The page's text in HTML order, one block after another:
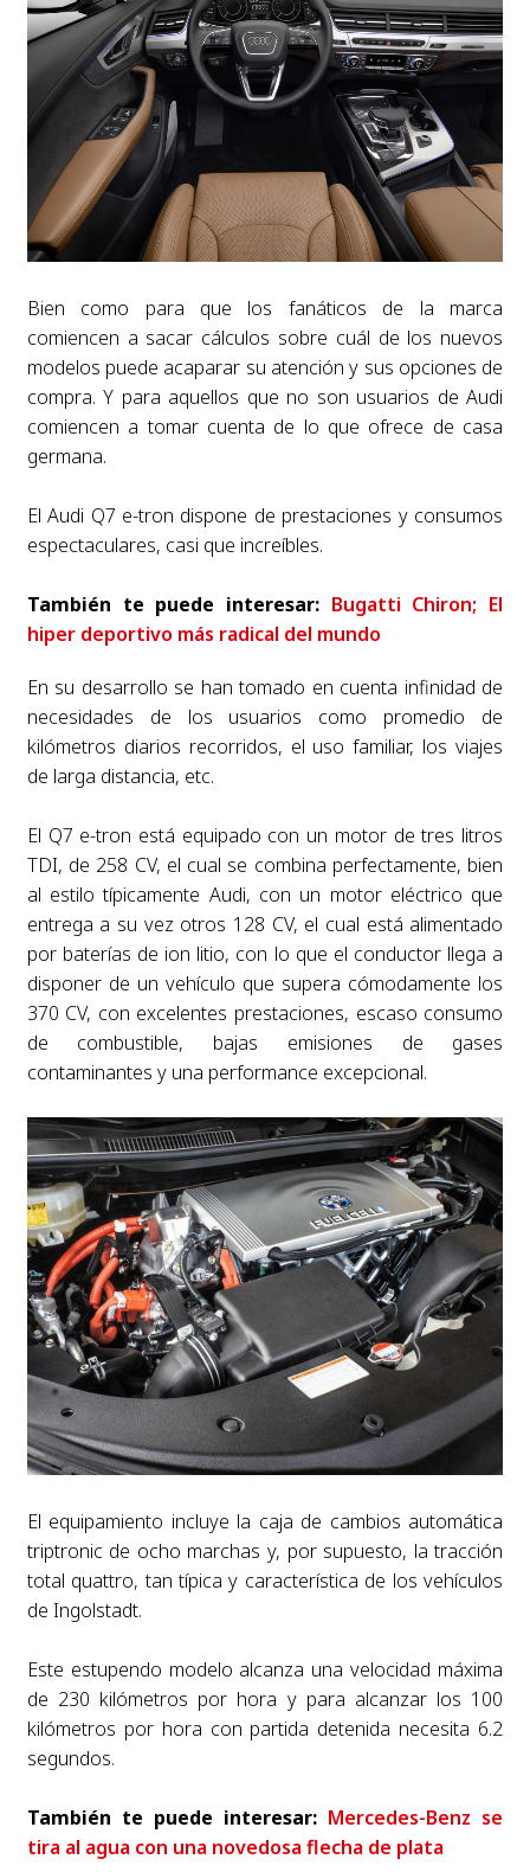
Bien como para que los fanáticos de la marca
comiencen a sacar cálculos sobre cuál de los nuevos
modelos puede acaparar su atención y sus opciones de
compra. Y para aquellos que no son usuarios de Audi
comiencen a tomar cuenta de lo que ofrece de casa
germana.
El Audi Q7 e-tron dispone de prestaciones y consumos
espectaculares, casi que increíbles.
También te puede interesar: Bugatti Chiron; El
hiper deportivo más radical del mundo
En su desarrollo se han tomado en cuenta infinidad de
necesidades de los usuarios como promedio de
kilómetros diarios recorridos, el uso familiar, los viajes
de larga distancia, etc.
El Q7 e-tron está equipado con un motor de tres litros
TDI, de 258 CV, el cual se combina perfectamente, bien
al estilo típicamente Audi, con un motor eléctrico que
entrega a su vez otros 128 CV, el cual está alimentado
por baterías de ion litio, con lo que el conductor llega a
disponer de un vehículo que supera cómodamente los
370 CV, con excelentes prestaciones, escaso consumo
de combustible, bajas emisiones de gases
contaminantes y una performance excepcional.
El equipamiento incluye la caja de cambios automática
triptronic de ocho marchas y, por supuesto, la tracción
total quattro, tan típica y característica de los vehículos
de Ingolstadt.
Este estupendo modelo alcanza una velocidad máxima
de 230 kilómetros por hora y para alcanzar los 100
kilómetros por hora con partida detenida necesita 6.2
segundos.
También te puede interesar: Mercedes-Benz se
tira al agua con una novedosa flecha de plata